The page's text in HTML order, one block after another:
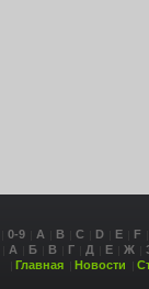
0-9 A B C D E
F
А Б В Г Д Е Ж
Главная
Новости